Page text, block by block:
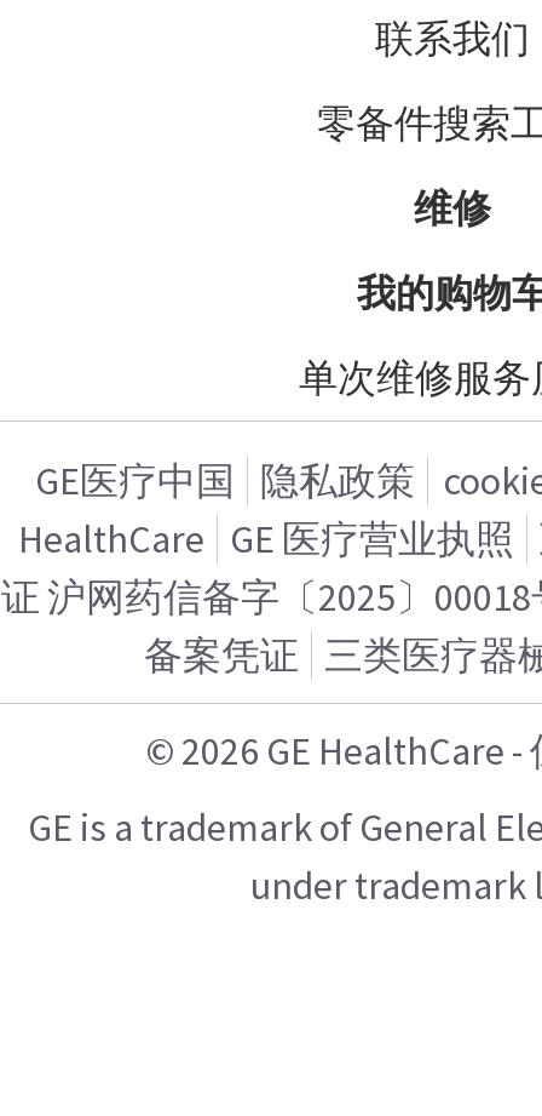
联系我们
零备件搜索
维修
我的购物
单次维修服务
GE医疗中国 隐私政策
HealthCare GE 医疗营业执照
证 沪网药信备字〔2025〕
备案凭证 三类医疗器
© 2026 GE HealthCare
GE is a trademark of General
under trademark